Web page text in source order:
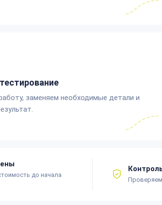
заменяем необходимые детали и
до начала
Проверяем